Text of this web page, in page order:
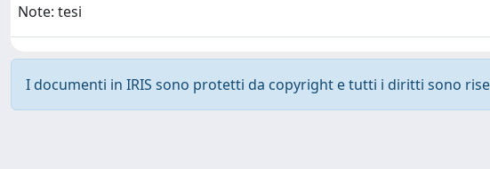
Note: tesi
I documenti in IRIS sono protetti da copyright e tutti i diritti sono